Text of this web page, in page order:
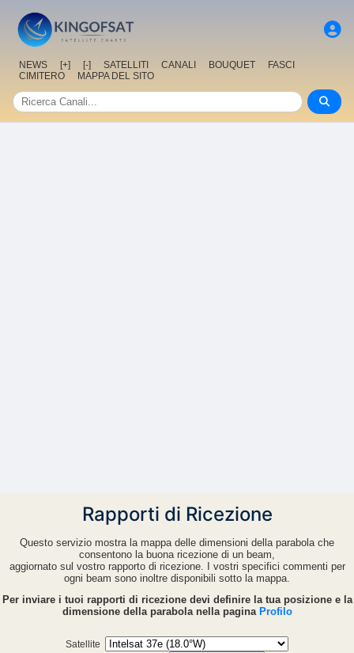
NEWS [+] [-] SATELLITI CANALI BOUQUET
FASCI
CIMITERO
MAPPA DEL SITO
Rapporti di Ricezione
Questo servizio mostra la mappa delle dimensioni della parabola che
consentono la buona ricezione di un beam,
aggiornato sul vostro rapporto di ricezione. I vostri specifici commenti per
ogni beam sono inoltre disponibili sotto la mappa.
Per inviare i tuoi rapporti di ricezione devi definire la tua posizione e la
dimensione della parabola nella pagina Profilo
Satellite